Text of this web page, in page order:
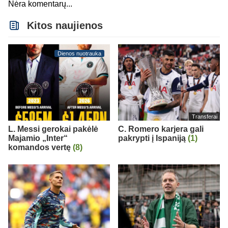
Nėra komentarų...
Kitos naujienos
Dienos nuotrauka
L. Messi gerokai pakėlė
Majamio „Inter“
komandos vertę (8)
Transferai
C. Romero karjera gali
pakrypti į Ispaniją (1)